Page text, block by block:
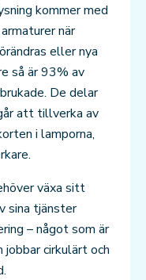
kommer med
när
eller nya
så är 93% av
De delar
att tillverka av
i lamporna,
växa sitt
sina tjänster
– något som är
cirkulärt och